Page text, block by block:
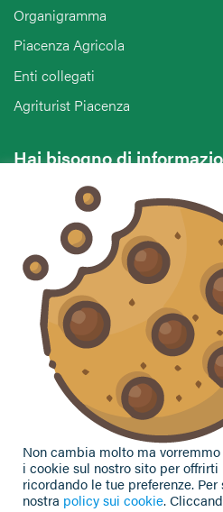
Organigramma
Piacenza Agricola
Enti collegati
Agriturist Piacenza
Hai bisogno di
Vuoi contattarci per ricevere
commento o chiedere
CONTATTACI
Seguici sui social
Non cambia molto ma
i cookie sul nostro sito per
ricordando le tue preferenze.
nostra policy sui cookie.